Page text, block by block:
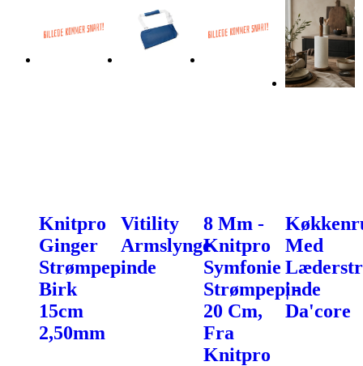
Knitpro
Ginger
Strømpepinde
Birk
15cm
2,50mm
Vitility
Armslynge
8 Mm -
Knitpro
Symfonie
Strømpepinde
20 Cm,
Fra
Knitpro
Med
| -
Da'core